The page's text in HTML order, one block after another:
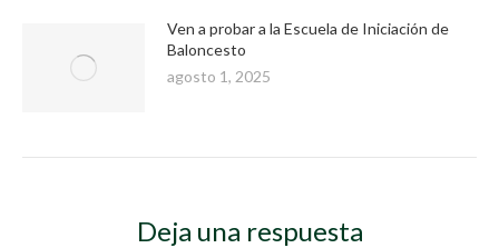
Ven a probar a la Escuela de Iniciación de
Baloncesto
agosto 1, 2025
Deja una respuesta